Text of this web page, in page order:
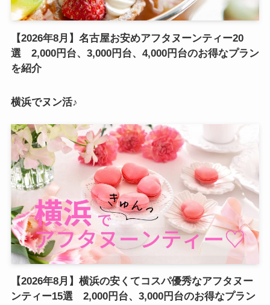
【2026年8月】名古屋お安めアフタヌーンティー20
選 2,000円台、3,000円台、4,000円台のお得なプラン
を紹介
横浜でヌン活♪
【2026年8月】横浜の安くてコスパ優秀なアフタヌー
ンティー15選 2,000円台、3,000円台のお得なプラン